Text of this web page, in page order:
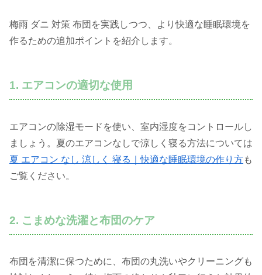
梅雨 ダニ 対策 布団を実践しつつ、より快適な睡眠環境を
作るための追加ポイントを紹介します。
1. エアコンの適切な使用
エアコンの除湿モードを使い、室内湿度をコントロールし
ましょう。夏のエアコンなしで涼しく寝る方法については
夏 エアコン なし 涼しく 寝る｜快適な睡眠環境の作り方も
ご覧ください。
2. こまめな洗濯と布団のケア
布団を清潔に保つために、布団の丸洗いやクリーニングも